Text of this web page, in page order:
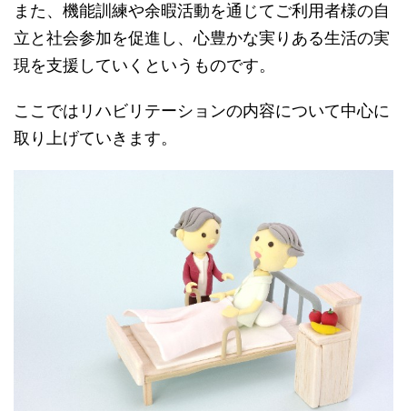
また、機能訓練や余暇活動を通じてご利用者様の自
立と社会参加を促進し、心豊かな実りある生活の実
現を支援していくというものです。
ここではリハビリテーションの内容について中心に
取り上げていきます。